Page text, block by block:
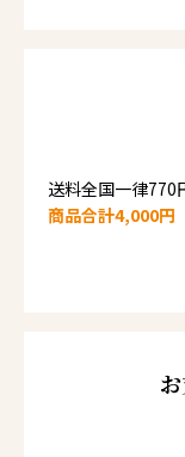
送料全国一律770
商品合計4,000円